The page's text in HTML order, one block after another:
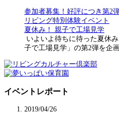
参加者募集！好評につき第2
リビング特別体験イベント
夏休み！ 親子で工場見学
いよいよ待ちに待った夏休
子で工場見学」の第2弾を企
イベントレポート
2019/04/26